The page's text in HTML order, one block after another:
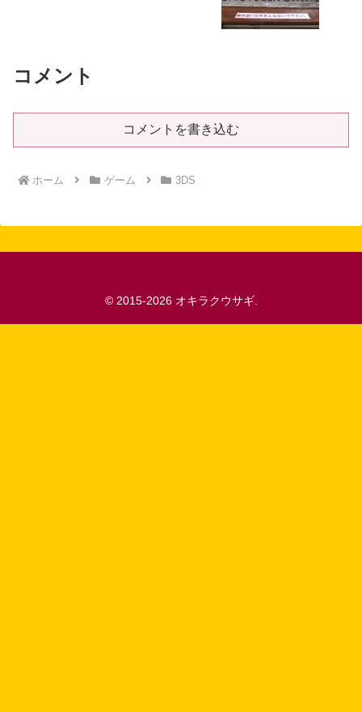
コメント
コメントを書き込む
ホーム ゲーム 3DS
© 2015-2026 オキラクウサギ.